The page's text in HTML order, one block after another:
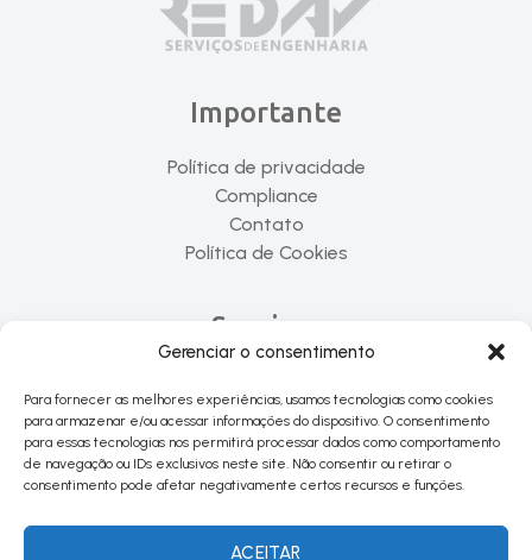
Gerenciar o consentimento
Para fornecer as melhores experiências, usamos tecnologias como cookies
para armazenar e/ou acessar informações do dispositivo. O consentimento
para essas tecnologias nos permitirá processar dados como comportamento
de navegação ou IDs exclusivos neste site. Não consentir ou retirar o
consentimento pode afetar negativamente certos recursos e funções.
ACEITAR
Importante
Política de privacidade
Compliance
Contato
Política de Cookies
Serviços
Gerenciamento e Consultoria
Ensaios em Fundações